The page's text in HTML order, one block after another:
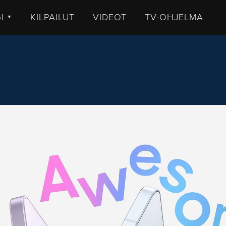
▼ KILPAILUT VIDEOT TV-OHJELMA